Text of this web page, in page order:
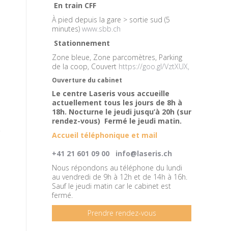
En train CFF
À pied depuis la gare > sortie sud (5
minutes) www.sbb.ch
Stationnement
Zone bleue, Zone parcomètres, Parking
de la coop, Couvert https://goo.gl/VztXUX,
Ouverture du cabinet
Le centre Laseris vous accueille
actuellement tous les jours de 8h à
18h. Nocturne le jeudi jusqu’à 20h (sur
rendez-vous) Fermé le jeudi matin.
Accueil téléphonique et mail
+41 21 601 09 00
info@laseris.ch
Nous répondons au téléphone du lundi
au vendredi de 9h à 12h et de 14h à 16h.
Sauf le jeudi matin car le cabinet est
fermé.
Prendre rendez-vous